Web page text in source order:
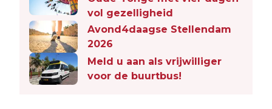
vol gezelligheid
Avond4daagse Stellendam
2026
Meld u aan als vrijwilliger
voor de buurtbus!